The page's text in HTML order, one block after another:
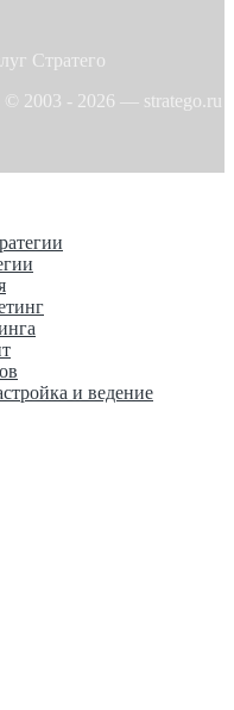
© 2003 - 2026 — stratego.ru
и ведение